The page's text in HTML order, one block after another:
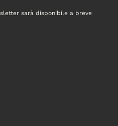
sarà disponibile a breve